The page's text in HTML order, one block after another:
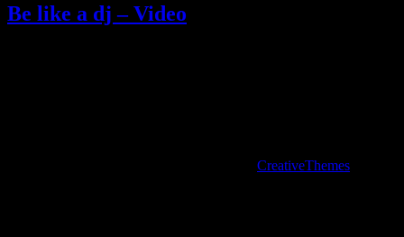
Be like a dj – Video
CreativeThemes